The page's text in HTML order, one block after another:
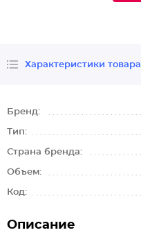
Характеристики товара
Бренд:
Тип:
Страна бренда:
Объем:
Код:
Описание